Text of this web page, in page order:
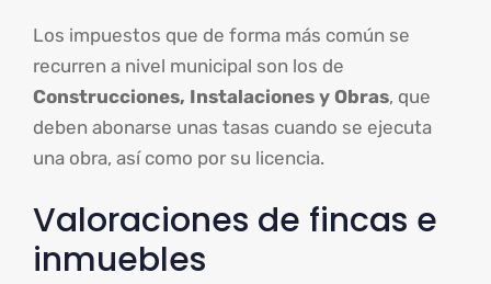
Los impuestos que de forma más común se
recurren a nivel municipal son los de
Construcciones, Instalaciones y Obras, que
deben abonarse unas tasas cuando se ejecuta
una obra, así como por su licencia.
Valoraciones de fincas e
inmuebles